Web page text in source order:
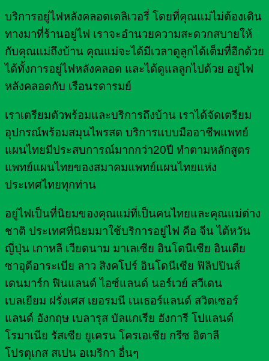
บริการอยู่ไฟหลังคลอดเดลิเวอรี่ โดยที่คุณแม่ไม่ต้องเดิน
ทางมาที่ร้านอยู่ไฟ เราจะอำนวยความสะดวกสบายให้
กับคุณแม่ถึงบ้าน คุณแม่จะได้มีเวลาดูลูกได้เต็มที่อีกด้วย
ได้ทั้งการอยู่ไฟหลังคลอด และได้ดูแลลูกไปด้วย อยู่ไฟ
หลังคลอดกับ เรือนรดารมย์
เราเตรียมตัวพร้อมและบริการถึงบ้าน เราได้จัดเตรียม
อุปกรณ์พร้อมสมุนไพรสด บริการแบบมืออาชีพแพทย์
แผนไทยมีประสบการณ์มากกว่า20ปี ทำตามหลักสูตร
แพทย์แผนไทยของสมาคมแพทย์แผนไทยแห่ง
ประเทศไทยทุกท่าน
อยู่ไฟเป็นที่นิยมของคุณแม่ที่เป็นคนไทยและคุณแม่ต่าง
ชาติ ประเทศที่นิยมมาใช้บริการอยู่ไฟ คือ จีน ไต้หวัน
ญี่ปุ่น เกาหลี เวียดนาม มาเลเซีย อินโดนีเซีย อินเดีย
ซาอุดีอาระเบีย ลาว สิงคโปร์ อินโดนีเซีย ฟิลิปปินส์
เดนมาร์ก ฟินแลนด์ ไอซ์แลนด์ นอร์เวย์ สวีเดน
เบลเยียม ฝรั่งเศส เยอรมนี เนเธอร์แลนด์ สวิตเซอร์
แลนด์ อังกฤษ เบลารุส บัลแกเรีย ฮังการี โปแลนด์
โรมาเนีย รัสเซีย ยูเครน โครเอเชีย กรีซ อิตาลี
โปรตุเกส สเปน อเมริกา อื่นๆ